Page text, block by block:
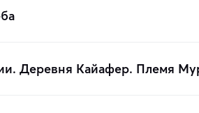
Деревня Кайафер. Племя